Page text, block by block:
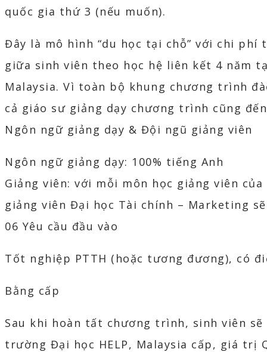
quốc gia thứ 3 (nếu muốn).
Đây là mô hình “du học tại chỗ” với chi
giữa sinh viên theo học hệ liên kết 4 năm
Malaysia. Vì toàn bộ khung chương trình
cả giáo sư giảng dạy chương trình cũng
Ngôn ngữ giảng dạy & Đội ngũ giảng viên
Ngôn ngữ giảng dạy: 100% tiếng Anh
Giảng viên: với mỗi môn học giảng viên
giảng viên Đại học Tài chính – Marketing
06 Yêu cầu đầu vào
Tốt nghiệp PTTH (hoặc tương đương), có
Bằng cấp
Sau khi hoàn tất chương trình, sinh viên sẽ
trường Đại học HELP, Malaysia cấp, giá trị